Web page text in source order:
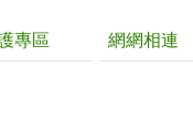
專區 網網相連